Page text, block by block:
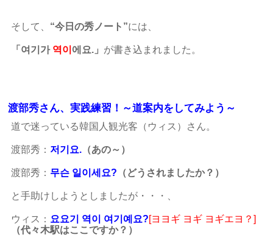
そして、 “今日の秀ノート”には、
「여기가 역이 에요.」 が書き込まれました。
渡部秀さん、実践練習！～道案内をしてみよう～
道で迷っている韓国人観光客（ウィス）さん。
渡部秀： 저기요. （あの～）
渡部秀： 무슨 일이세요? （どうされましたか？）
と手助けしようとしましたが・・・、
ウィス： 요요기 역이 여기예요?[ヨヨギ ヨギ ヨギエヨ？]
（代々木駅はここですか？）